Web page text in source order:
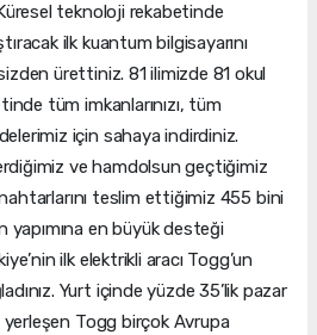
teknoloji rekabetinde
ilk kuantum bilgisayarını
ürettiniz. 81 ilimizde 81 okul
tüm imkanlarınızı, tüm
için sahaya indirdiniz.
ve hamdolsun geçtiğimiz
teslim ettiğimiz 455 bini
yapımına en büyük desteği
ilk elektrikli aracı Togg’un
Yurt içinde yüzde 35’lik pazar
yerleşen Togg birçok Avrupa